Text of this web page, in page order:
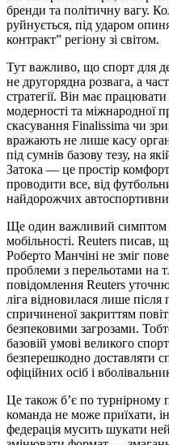
бренди та політичну вагу.
руйнується, під ударом
контракт” регіону зі світом.
Тут важливо, що спорт для
не другорядна розвага, а
стратегії. Він має працювати
модерності та міжнародної
скасування Finalissima чи
вражають не лише касу
під сумнів базову тезу, на
Затока — це простір
проводити все, від
найдорожчих
Ще один важливий
мобільності. Reuters писав,
Роберто Манчіні не зміг
проблеми з перельотами на
повідомлення Reuters
ліга відновилася лише
спричиненої закриттям
безпековими загрозами.
базовій умові великого
безперешкодно доставляти
офіційних осіб і
Це також б’є по
команда не може приїхати,
федерація мусить шукати